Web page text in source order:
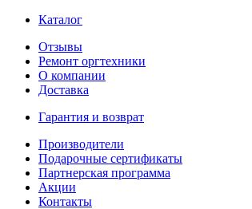
Каталог
Отзывы
Ремонт оргтехники
О компании
Доставка
Гарантия и возврат
Производители
Подарочные сертификаты
Партнерская программа
Акции
Контакты